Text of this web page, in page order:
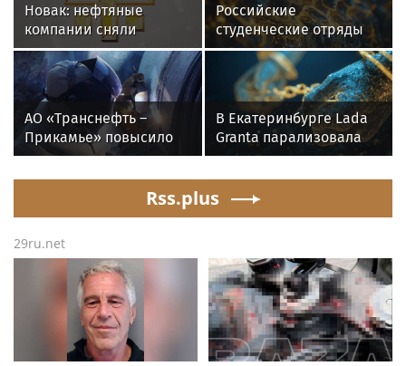
Новак: нефтяные
компании сняли
ограничения на отпуск
топлива
Российские
студенческие отряды
проведут медиашколу в
сентябре
АО «Транснефть –
Прикамье» повысило
надежность
инфраструктуры в
В Екатеринбурге Lada
Granta парализовала
движение на
Rss.plus
29ru.net